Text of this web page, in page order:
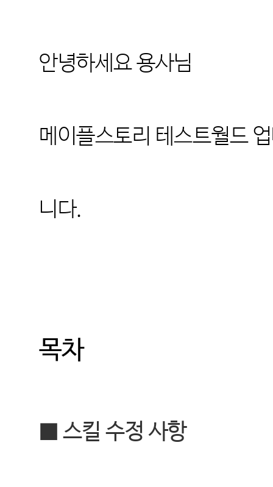
안녕하세요 용사님
메이플스토리 테스트월드
니다.
목차
■ 스킬 수정 사항